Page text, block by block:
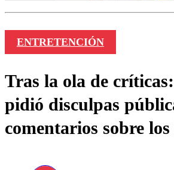
ENTRETENCIÓN
Tras la ola de
pidió disculpas
comentarios sobre